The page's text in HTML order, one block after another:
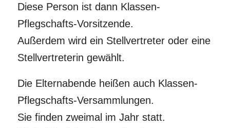
Diese Person ist dann Klassen-
Pflegschafts-Vorsitzende.
Außerdem wird ein Stellvertreter oder eine
Stellvertreterin gewählt.
Die Elternabende heißen auch Klassen-
Pflegschafts-Versammlungen.
Sie finden zweimal im Jahr statt.